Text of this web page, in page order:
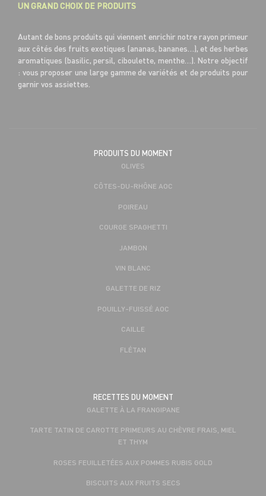
UN GRAND CHOIX DE PRODUITS
Autant de bons produits qui viennent enrichir notre rayon primeur
aux côtés des fruits exotiques (ananas, bananes…), et des herbes
aromatiques (basilic, persil, ciboulette, menthe…). Notre objectif
: vous proposer une large gamme de variétés et de produits pour
garnir vos assiettes.
PRODUITS DU MOMENT
OLIVES
CÔTES-DU-RHÔNE AOC
POIREAU
COURGE SPAGHETTI
JAMBON
VIN BLANC
GALETTE DE RIZ
POUILLY-FUISSÉ AOC
CAILLE
FLÉTAN
RECETTES DU MOMENT
GALETTE À LA FRANGIPANE
TARTE TATIN DE CAROTTE PRIMEURS AU CHÈVRE FRAIS, MIEL
ET THYM
ROSES FEUILLETÉES AUX POMMES RUBIS GOLD
BISCUITS AUX FRUITS SECS